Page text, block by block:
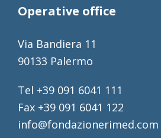
Operative office
Via Bandiera 11
90133 Palermo
Tel +39 091 6041 111
Fax +39 091 6041 122
info@fondazionerimed.com